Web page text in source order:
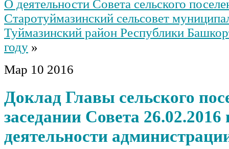
О деятельности Совета сельского
Старотуймазинский сельсовет
Туймазинский район Республики
году »
Мар 10 2016
Доклад Главы сельского
заседании Совета 26.02.2016
деятельности